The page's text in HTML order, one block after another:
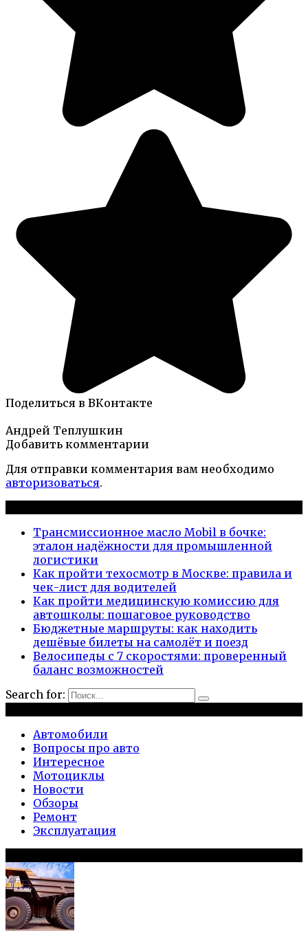
Поделиться в ВКонтакте
Андрей Теплушкин
Добавить комментарии
Для отправки комментария вам необходимо
авторизоваться.
Трансмиссионное масло Mobil в бочке:
эталон надёжности для промышленной
логистики
Как пройти техосмотр в Москве: правила и
чек-лист для водителей
Как пройти медицинскую комиссию для
автошколы: пошаговое руководство
Бюджетные маршруты: как находить
дешёвые билеты на самолёт и поезд
Велосипеды с 7 скоростями: проверенный
баланс возможностей
Search for:
Автомобили
Вопросы про авто
Интересное
Мотоциклы
Новости
Обзоры
Ремонт
Эксплуатация